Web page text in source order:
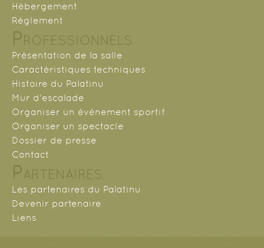
Hébergement
Règlement
Professionnels
Présentation de la salle
Caractéristiques techniques
Histoire du Palatinu
Mur d'escalade
Organiser un événement sportif
Organiser un spectacle
Dossier de presse
Contact
Partenaires
Les partenaires du Palatinu
Devenir partenaire
Liens